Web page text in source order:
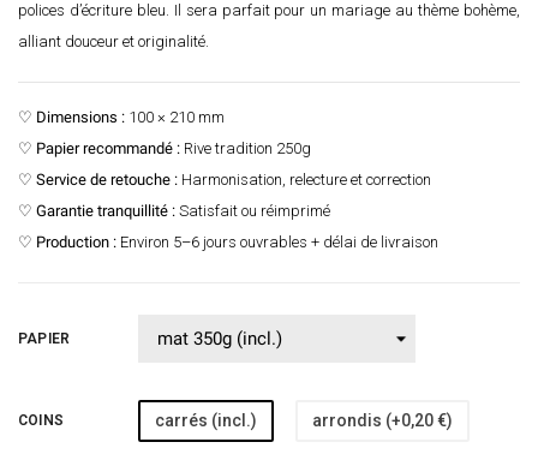
polices d’écriture bleu. Il sera parfait pour un mariage au thème bohème,
alliant douceur et originalité.
♡ Dimensions : 100 × 210 mm
♡ Papier recommandé : Rive tradition 250g
♡ Service de retouche : Harmonisation, relecture et correction
♡ Garantie tranquillité : Satisfait ou réimprimé
♡ Production : Environ 5–6 jours ouvrables + délai de livraison
PAPIER
COINS carrés (incl.) arrondis (+0,20 €)